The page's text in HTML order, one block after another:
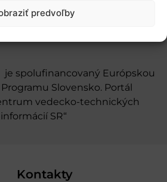
predvoľby
Novinky
je spolufinancovaný Európskou
Slovensko. Portál
vedecko-technických
informácií SR“
Kontakty